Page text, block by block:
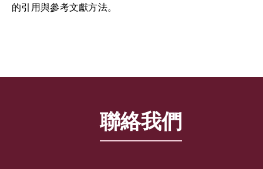
的引用與參考文獻方法。
聯絡我們